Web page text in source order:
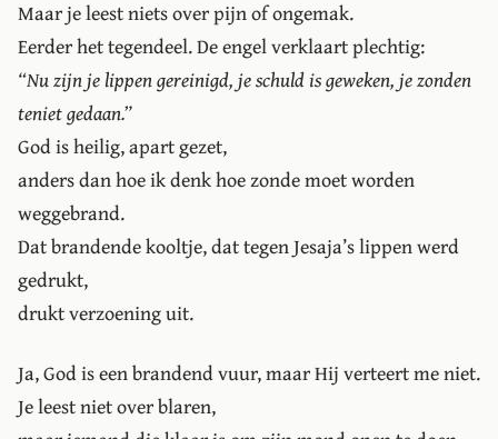
Maar je leest niets over pijn of ongemak.
Eerder het tegendeel. De engel verklaart plechtig:
Nu zijn je lippen gereinigd, je schuld is geweken, je zonden
teniet gedaan.
God is heilig, apart gezet,
anders dan hoe ik denk hoe zonde moet worden
weggebrand.
Dat brandende kooltje, dat tegen Jesaja’s lippen werd
gedrukt,
drukt verzoening uit.
Ja, God is een brandend vuur, maar Hij verteert me niet.
Je leest niet over blaren,